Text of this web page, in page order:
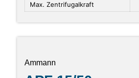
Max. Zentrifugalkraft
Ammann